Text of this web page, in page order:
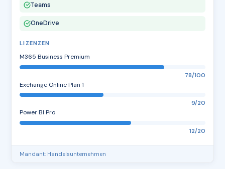
Teams
OneDrive
LIZENZEN
M365 Business Premium
78/100
Exchange Online Plan 1
9/20
Power BI Pro
12/20
Mandant: Handelsunternehmen